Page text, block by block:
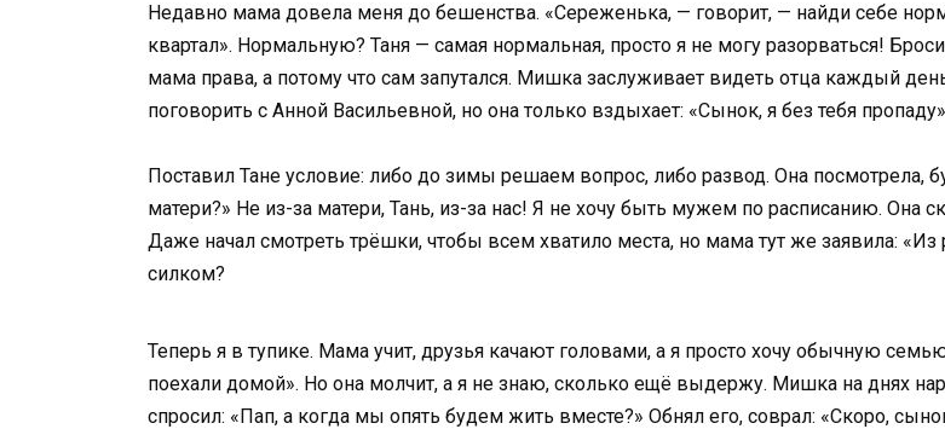
Недавно мама довела меня до бешенства. «Сереженька, — говорит, — найди себе
квартал». Нормальную? Таня — самая нормальная, просто я не могу разорваться!
мама права, а потому что сам запутался. Мишка заслуживает видеть отца каждый
поговорить с Анной Васильевной, но она только вздыхает: «Сынок, я без тебя
Поставил Тане условие: либо до зимы решаем вопрос, либо развод. Она посмотрела,
матери?» Не из-за матери, Тань, из-за нас! Я не хочу быть мужем по расписанию. Она
Даже начал смотреть трёшки, чтобы всем хватило места, но мама тут же заявила:
силком?
Теперь я в тупике. Мама учит, друзья качают головами, а я просто хочу обычную
поехали домой». Но она молчит, а я не знаю, сколько ещё выдержу. Мишка на днях
спросил: «Пап, а когда мы опять будем жить вместе?» Обнял его, соврал: «Скоро,